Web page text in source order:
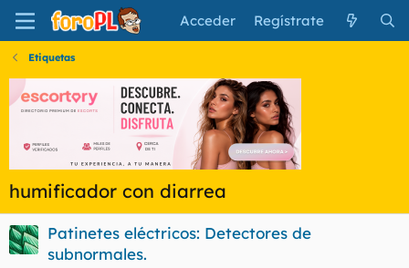
Acceder Regístrate
Etiquetas
humificador con diarrea
Patinetes eléctricos: Detectores de
subnormales.